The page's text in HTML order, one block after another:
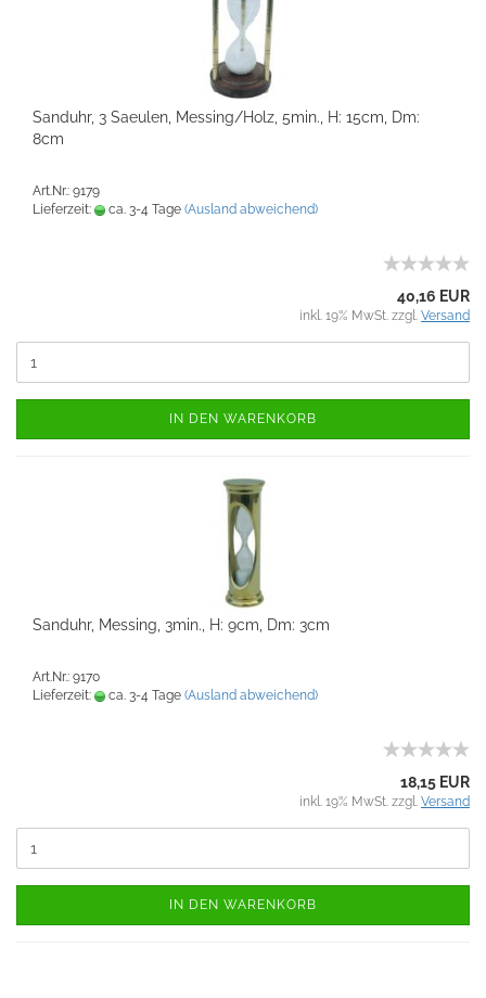
Sanduhr, 3 Saeulen, Messing/Holz, 5min., H: 15cm, Dm:
8cm
Art.Nr.: 9179
Lieferzeit:
ca. 3-4 Tage (Ausland abweichend)
40,16 EUR
inkl. 19% MwSt. zzgl. Versand
IN DEN WARENKORB
Sanduhr, Messing, 3min., H: 9cm, Dm: 3cm
Art.Nr.: 9170
Lieferzeit:
ca. 3-4 Tage (Ausland abweichend)
18,15 EUR
inkl. 19% MwSt. zzgl. Versand
IN DEN WARENKORB